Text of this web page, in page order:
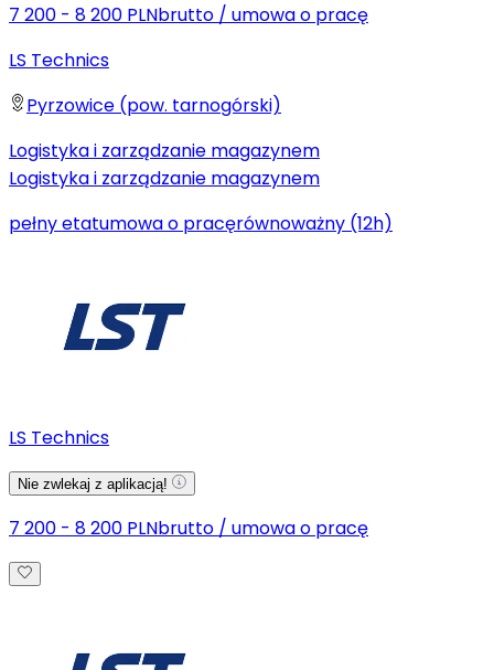
7 200 - 8 200 PLNbrutto / umowa o pracę
LS Technics
Pyrzowice (pow. tarnogórski)
Logistyka i zarządzanie magazynem
Logistyka i zarządzanie magazynem
pełny etatumowa o pracęrównoważny (12h)
LS Technics
Nie zwlekaj z aplikacją!
7 200 - 8 200 PLNbrutto / umowa o pracę